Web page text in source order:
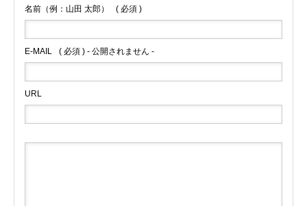
名前（例：山田 太郎） ( 必須 )
E-MAIL ( 必須 ) - 公開されません -
URL